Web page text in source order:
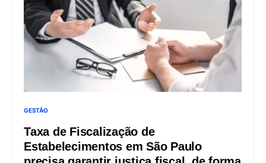
GESTÃO
Taxa de Fiscalização de
Estabelecimentos em São Paulo